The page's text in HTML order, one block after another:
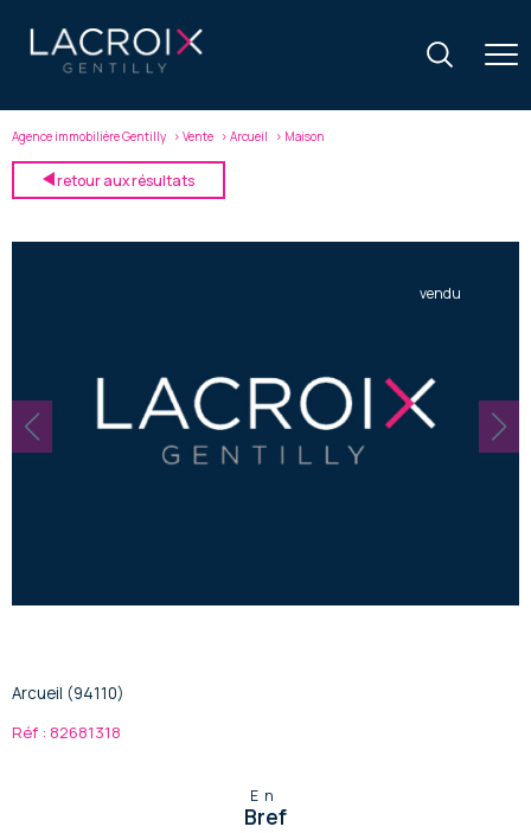
Agence immobilière Gentilly Vente Arcueil Maison
retour aux résultats
vendu
Arcueil (94110)
Réf : 82681318
En
Bref